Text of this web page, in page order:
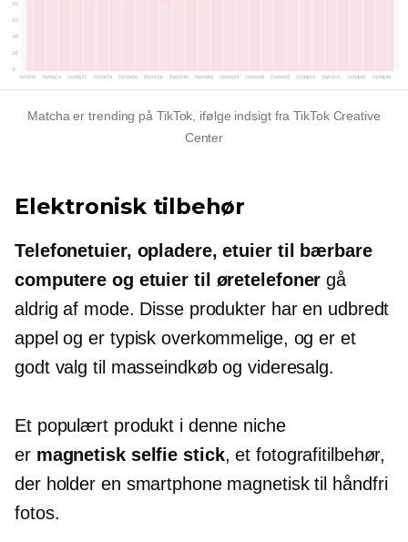
Matcha er trending på TikTok, ifølge indsigt fra TikTok Creative
Center
Elektronisk tilbehør
Telefonetuier, opladere, etuier til bærbare
computere og etuier til øretelefoner gå
aldrig af mode. Disse produkter har en udbredt
appel og er typisk overkommelige, og er et
godt valg til masseindkøb og videresalg.
Et populært produkt i denne niche
er magnetisk selfie stick, et fotografitilbehør,
der holder en smartphone magnetisk til håndfri
fotos.